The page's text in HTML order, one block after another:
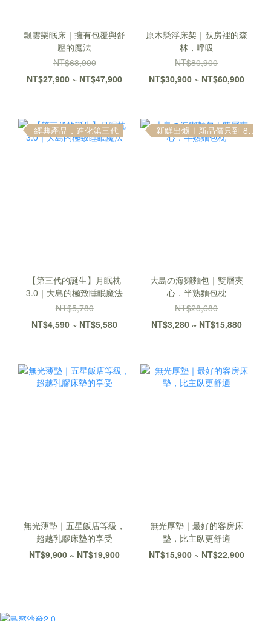
飄雲樂眠床｜擁有包覆與舒
壓的魔法
NT$63,900
NT$27,900 ~ NT$47,900
原木懸浮床架｜臥房裡的森
林，呼吸
NT$80,900
NT$30,900 ~ NT$60,900
經典產品，進化第三代
【第三代的誕生】月眠枕
3.0｜大島的極致睡眠魔法
NT$5,780
NT$4,590 ~ NT$5,580
新鮮出爐｜新品價只到 8 / 10
大島の海獺麵包｜雙層夾
心．半熟麵包枕
NT$28,680
NT$3,280 ~ NT$15,880
無光薄墊｜五星飯店等級，
超越乳膠床墊的享受
NT$9,900 ~ NT$19,900
無光厚墊｜最好的客房床
墊，比主臥更舒適
NT$15,900 ~ NT$22,900